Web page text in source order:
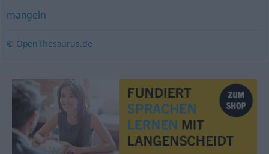
mangeln
© OpenThesaurus.de